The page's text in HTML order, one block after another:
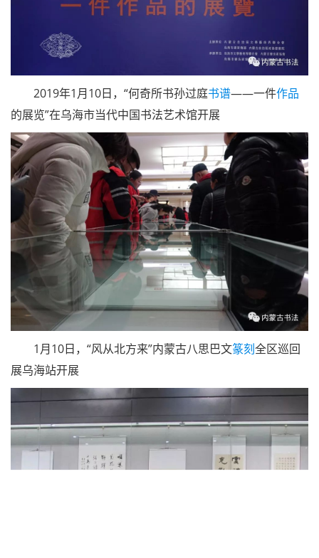
2019年1月10日，“何奇所书孙过庭书谱——一件作品
的展览”在乌海市当代中国书法艺术馆开展
1月10日，“风从北方来”内蒙古八思巴文篆刻全区巡回
展乌海站开展